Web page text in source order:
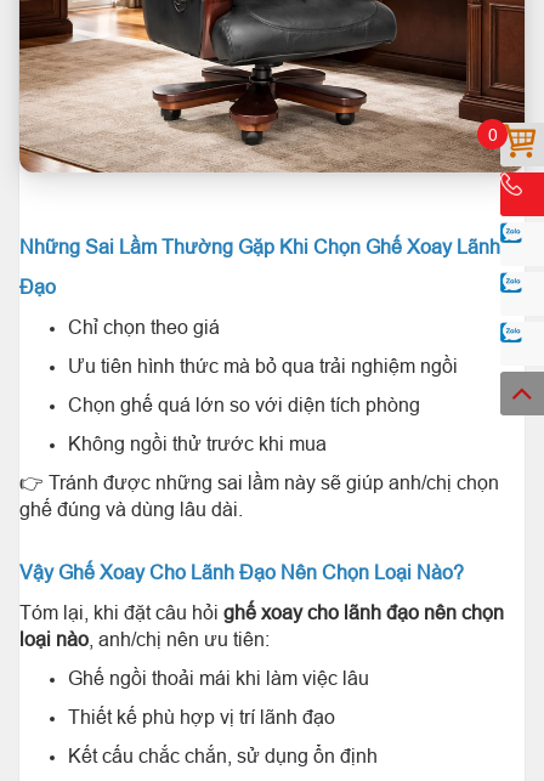
0
Những Sai Lầm Thường Gặp Khi Chọn Ghế Xoay Lãnh
Đạo
Chỉ chọn theo giá
Ưu tiên hình thức mà bỏ qua trải nghiệm ngồi
Chọn ghế quá lớn so với diện tích phòng
Không ngồi thử trước khi mua
👉 Tránh được những sai lầm này sẽ giúp anh/chị chọn
ghế đúng và dùng lâu dài.
Vậy Ghế Xoay Cho Lãnh Đạo Nên Chọn Loại Nào?
Tóm lại, khi đặt câu hỏi ghế xoay cho lãnh đạo nên chọn
loại nào , anh/chị nên ưu tiên:
Ghế ngồi thoải mái khi làm việc lâu
Thiết kế phù hợp vị trí lãnh đạo
Kết cấu chắc chắn, sử dụng ổn định